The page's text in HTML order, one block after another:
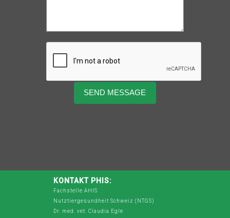
KONTAKT PHIS:
Fachstelle AHIS
Nutztiergesundheit Schweiz (NTGS)
Dr. med. vet. Claudia Egle